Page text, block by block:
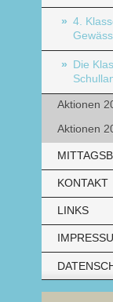
4.
Die
Aktionen
Aktionen
KONTAKT
LINKS